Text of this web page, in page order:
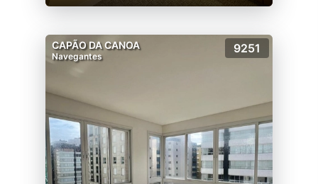
CAPÃO DA CANOA
Navegantes
9251